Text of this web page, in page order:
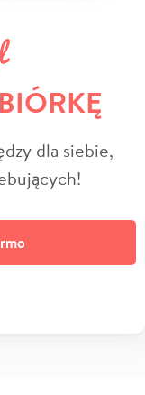
dla siebie,